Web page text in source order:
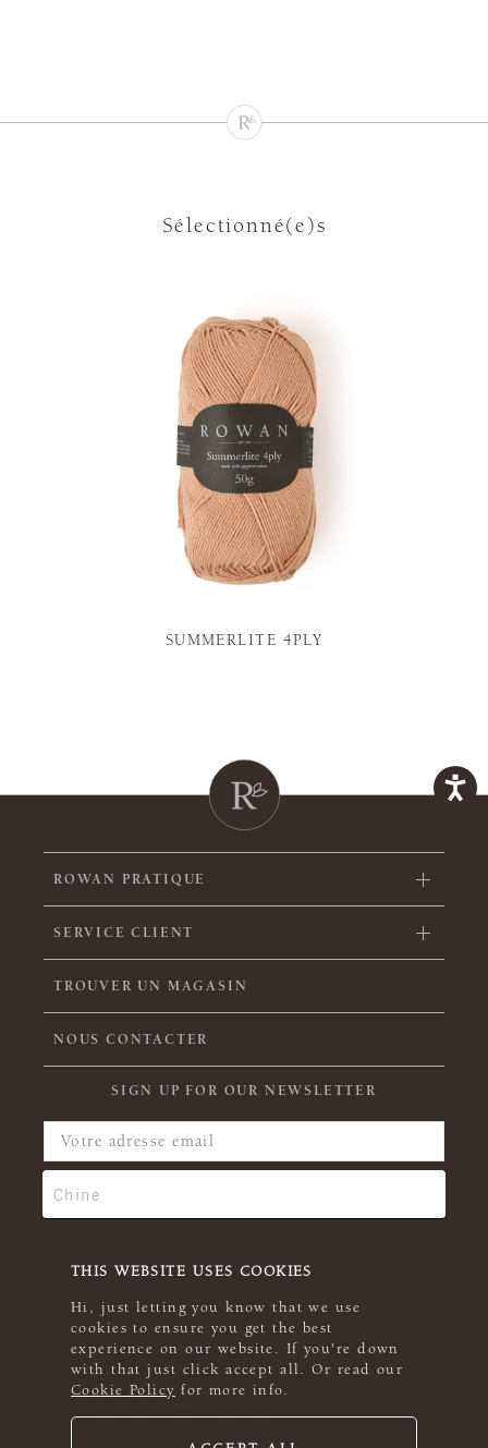
THIS WEBSITE USES COOKIES
Hi, just letting you know that we use
cookies to ensure you get the best
experience on our website. If you're down
with that just click accept all. Or read our
Cookie Policy for more info.
Sélectionné(e)s
SUMMERLITE 4PLY
ROWAN PRATIQUE
SERVICE CLIENT
TROUVER UN MAGASIN
NOUS CONTACTER
SIGN UP FOR OUR NEWSLETTER